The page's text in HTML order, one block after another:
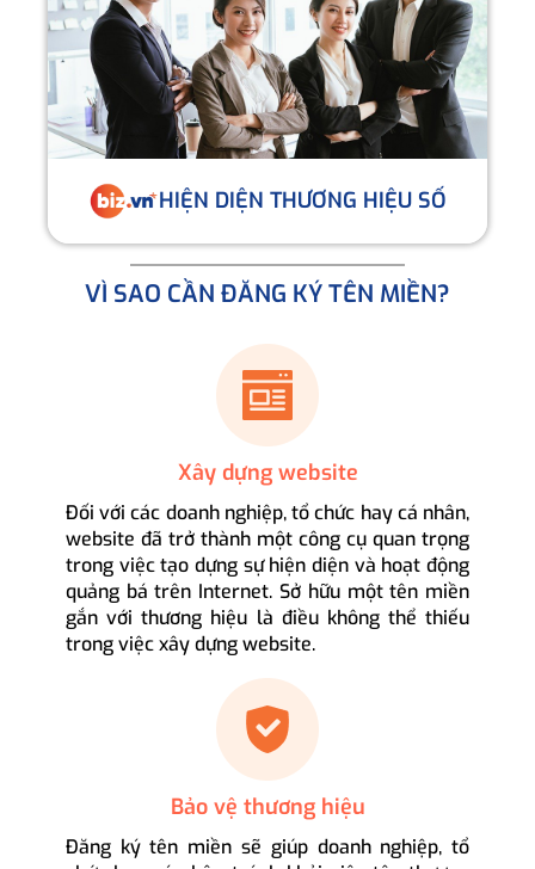
HIỆN DIỆN THƯƠNG HIỆU SỐ
VÌ SAO CẦN ĐĂNG KÝ TÊN MIỀN?
Xây dựng website
Đối với các doanh nghiệp, tổ chức hay cá nhân,
website đã trở thành một công cụ quan trọng
trong việc tạo dựng sự hiện diện và hoạt động
quảng bá trên Internet. Sở hữu một tên miền
gắn với thương hiệu là điều không thể thiếu
trong việc xây dựng website.
Bảo vệ thương hiệu
Đăng ký tên miền sẽ giúp doanh nghiệp, tổ